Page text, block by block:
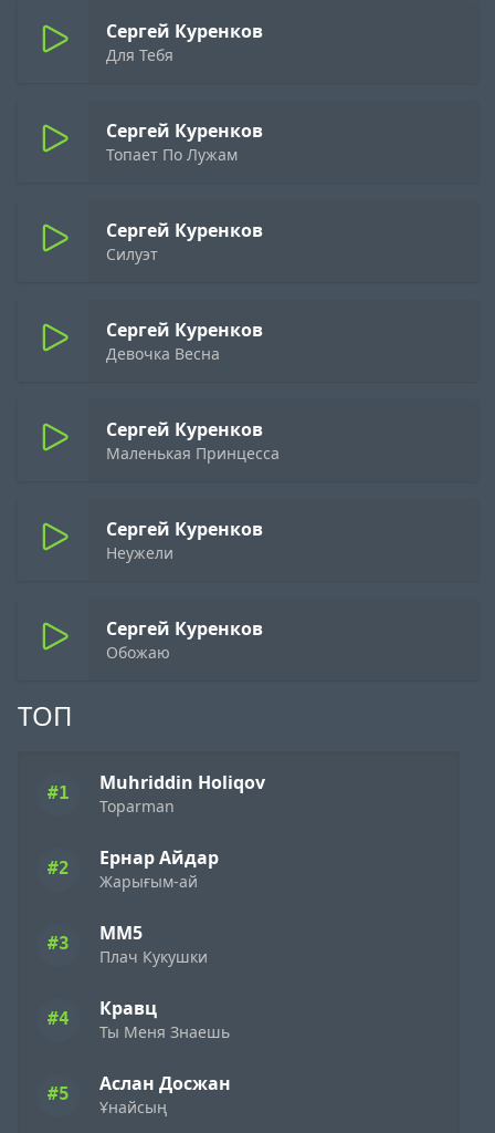
ТОП
#1 Muhriddin Holiqov
Toparman
#2 Ернар Айдар
Жарығым-ай
#3 ММ5
Плач Кукушки
#4 Кравц
Ты Меня Знаешь
#5 Аслан Досжан
Ұнайсың
Сергей Куренков
Для Тебя
Сергей Куренков
Топает По Лужам
Сергей Куренков
Силуэт
Сергей Куренков
Девочка Весна
Сергей Куренков
Маленькая Принцесса
Сергей Куренков
Неужели
Сергей Куренков
Обожаю